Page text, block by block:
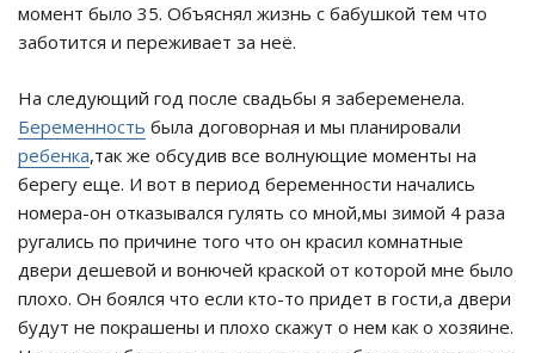
момент было 35. Объяснял жизнь с бабушкой тем что
заботится и переживает за неё.
На следующий год после свадьбы я забеременела.
Беременность была договорная и мы планировали
ребенка,так же обсудив все волнующие моменты на
берегу еще. И вот в период беременности начались
номера-он отказывался гулять со мной,мы зимой 4 раза
ругались по причине того что он красил комнатные
двери дешевой и вонючей краской от которой мне было
плохо. Он боялся что если кто-то придет в гости,а двери
будут не покрашены и плохо скажут о нем как о хозяине.